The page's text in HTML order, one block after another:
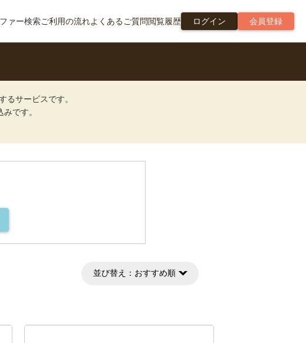
ァー検索ご利用の流れよくあるご質問閲覧履歴 ログイン 会員登録
るサービスです。
です。
並び替え： おすすめ順